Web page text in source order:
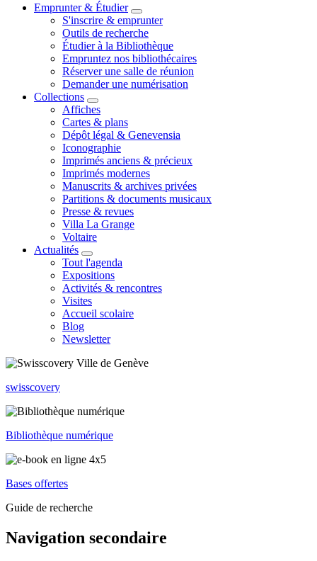
Emprunter & Étudier
S'inscrire & emprunter
Outils de recherche
Étudier à la Bibliothèque
Empruntez nos bibliothécaires
Réserver une salle de réunion
Demander une numérisation
Collections
Affiches
Cartes & plans
Dépôt légal & Genevensia
Iconographie
Imprimés anciens & précieux
Imprimés modernes
Manuscrits & archives privées
Partitions & documents musicaux
Presse & revues
Villa La Grange
Voltaire
Actualités
Tout l'agenda
Expositions
Activités & rencontres
Visites
Accueil scolaire
Blog
Newsletter
swisscovery
Bibliothèque numérique
Bases offertes
Guide de recherche
Navigation secondaire